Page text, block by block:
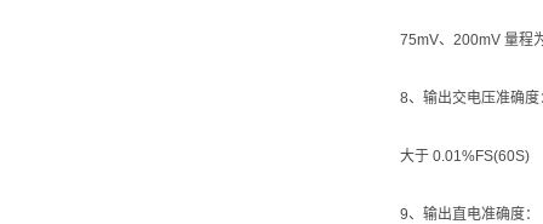
75mV、200mV 量程
8、输出交电压准确
大于 0.01%FS(60S)
9、输出直电准确度